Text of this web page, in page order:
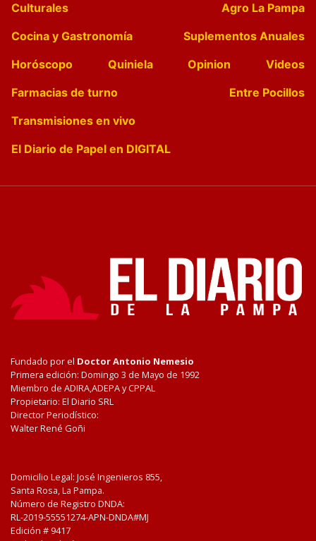
Culturales
Agro La Pampa
Cocina y Gastronomía
Suplementos Anuales
Horóscopo
Quiniela Opinion
Videos
Farmacias de turno
Entre Pocillos
Transmisiones en vivo
El Diario de Papel en DIGITAL
Fundado por el Doctor Antonio Nemesio
Primera edición: Domingo 3 de Mayo de 1992
Miembro de ADIRA,ADEPA y CPPAL
Propietario: El Diario SRL
Director Periodístico:
Walter René Goñi
Domicilio Legal: José Ingenieros 855,
Santa Rosa, La Pampa.
Número de Registro DNDA:
RL-2019-55551274-APN-DNDA#MJ
Edición # 9417